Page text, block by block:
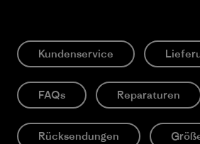
Kundenservice
FAQs Reparaturen
Rücksendungen